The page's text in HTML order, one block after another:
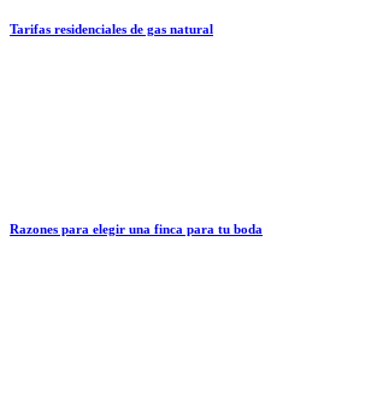
Tarifas residenciales de gas natural
Razones para elegir una finca para tu boda